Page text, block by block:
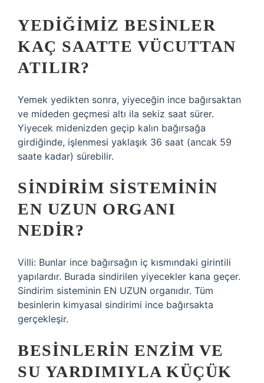
YEDIĞIMIZ BESINLER
KAÇ SAATTE VÜCUTTAN
ATILIR?
Yemek yedikten sonra, yiyeceğin ince bağırsaktan
ve mideden geçmesi altı ila sekiz saat sürer.
Yiyecek midenizden geçip kalın bağırsağa
girdiğinde, işlenmesi yaklaşık 36 saat (ancak 59
saate kadar) sürebilir.
SINDIRIM SISTEMININ
EN UZUN ORGANI
NEDIR?
Villi: Bunlar ince bağırsağın iç kısmındaki girintili
yapılardır. Burada sindirilen yiyecekler kana geçer.
Sindirim sisteminin EN UZUN organıdır. Tüm
besinlerin kimyasal sindirimi ince bağırsakta
gerçekleşir.
BESINLERIN ENZIM VE
SU YARDIMIYLA KÜÇÜK